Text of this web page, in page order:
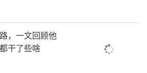
淘不庭文化传媒有限公
北京）文化传媒有限公
业有限公司”等。
漩涡，但陶虹并没有停下投
，一文回顾他
干了些啥